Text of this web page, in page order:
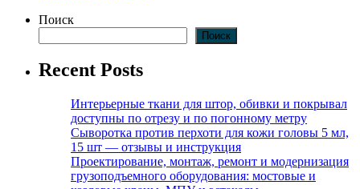
Поиск
Поиск
Recent Posts
Интерьерные ткани для штор, обивки и покрывал
доступны по отрезу и по погонному метру
Сыворотка против перхоти для кожи головы 5 мл,
15 шт — отзывы и инструкция
Проектирование, монтаж, ремонт и модернизация
грузоподъемного оборудования: мостовые и